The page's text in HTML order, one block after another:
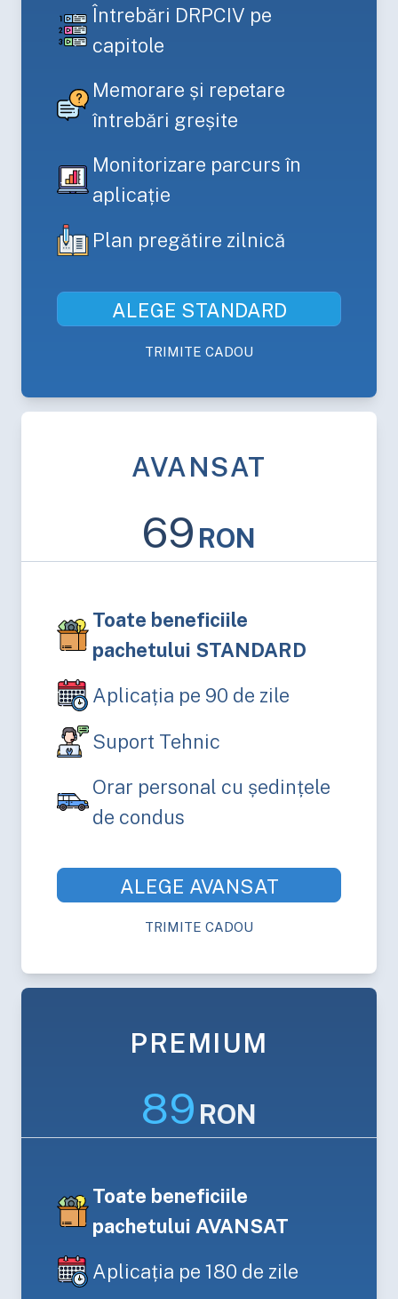
Întrebări DRPCIV pe
capitole
Memorare și repetare
întrebări greșite
Monitorizare parcurs în
aplicație
Plan pregătire zilnică
ALEGE STANDARD
TRIMITE CADOU
AVANSAT
69 RON
Toate beneficiile
pachetului STANDARD
Aplicația pe 90 de zile
Suport Tehnic
Orar personal cu ședințele
de condus
ALEGE AVANSAT
TRIMITE CADOU
PREMIUM
89 RON
Toate beneficiile
pachetului AVANSAT
Aplicația pe 180 de zile